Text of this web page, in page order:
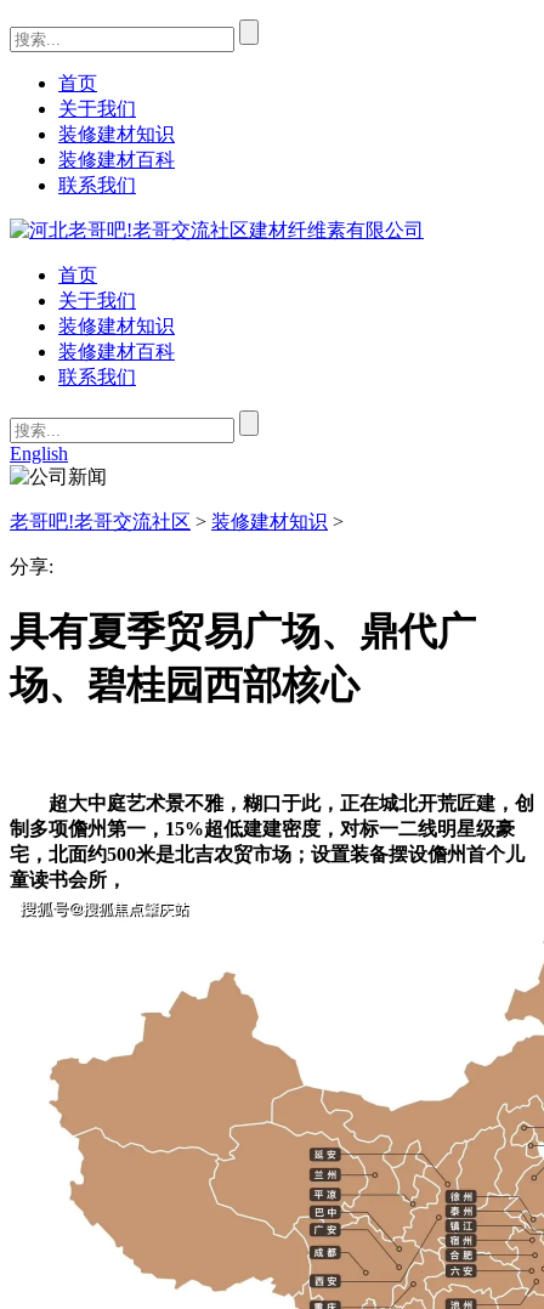
首页
关于我们
装修建材知识
装修建材百科
联系我们
首页
关于我们
装修建材知识
装修建材百科
联系我们
English
老哥吧!老哥交流社区 > 装修建材知识 >
分享:
具有夏季贸易广场、鼎代广
场、碧桂园西部核心
超大中庭艺术景不雅，糊口于此，正在城北开荒匠建，创
制多项儋州第一，15%超低建建密度，对标一二线明星级豪
宅，北面约500米是北吉农贸市场；设置装备摆设儋州首个儿
童读书会所，